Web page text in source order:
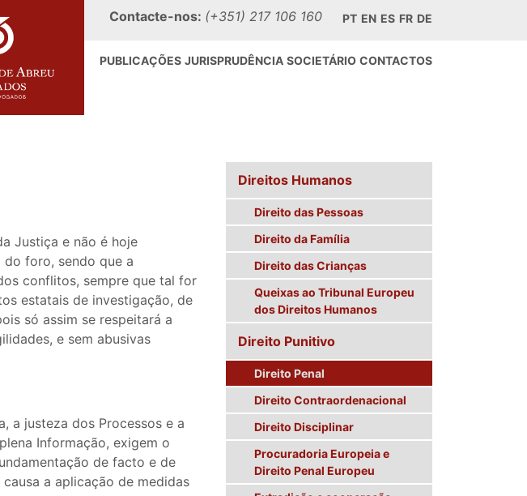
Contacte-nos: (+351) 217 106 160 PT EN ES FR DE
PUBLICAÇÕES JURISPRUDÊNCIA SOCIETÁRIO CONTACTOS
Justiça e não é hoje
foro, sendo que a
conflitos, sempre que tal for
estatais de investigação, de
só assim se respeitará a
e sem abusivas
a justeza dos Processos e a
Informação, exigem o
de facto e de
a aplicação de medidas
Direitos Humanos
Direito das Pessoas
Direito da Família
Direito das Crianças
Queixas ao Tribunal Europeu
dos Direitos Humanos
Direito Punitivo
Direito Penal
Direito Contraordenacional
Direito Disciplinar
Procuradoria Europeia e
Direito Penal Europeu